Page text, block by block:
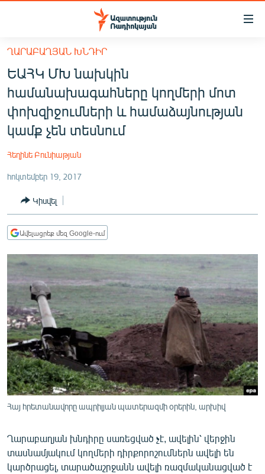
Մատչելիության
հիմնական
բովանդակությանը
Անցնել
հիմնական
մենյուին
Որոնում
ՔԱՂԱՔԱԿԱՆ
ԸՆՏՐՈՒԹՅՈՒՆՆԵՐ 2026
ՊԱՏԵՐԱԶՄԻ 6 ՇԱԲԱԹՆԵՐԸ
ՏԱՐԱԾԱՇՐՋԱՆ
ՄԻՋԱԶԳԱՅԻՆ
ՄՇԱԿՈՒՅԹ
ՍՊՈՐՏ
ՄԵԿՆԱԲԱՆՈՒԹՅՈՒՆ
ՏՏ ԵՒ ԻՆՏԵՐՆԵՏ
ԿՈՐՈՆԱՎԻՐՈՒՍ
ԱՐԽԻՎ
ԲԱՆԱՎԵՃ
ՁԳՏԵԼՈՎ ԼԱՎԱԳՈՒՅՆԻՆ
ՂԱՐԱԲԱՂՅԱՆ ԽՆԴԻՐ
ԵԱՀԿ ՄԽ նախկին
համանախագահները կողմերի մոտ
փոխզիջումների և համաձայնության
կամք չեն տեսնում
Հեղինե Բունիաթյան
հոկտեմբեր 19, 2017
Կիսվել
Ավելացրեք մեզ Google-ում
Հայ հրետանավորը ապրիլյան պատերազմի օրերին, արխիվ
Ղարաբաղյան խնդիրը սառեցված չէ, ավելին՝ վերջին
տասնամյակում կողմերի դիրքորոշումներն ավելի են
կարծրացել, տարածաշրջանն ավելի ռազմականացված է